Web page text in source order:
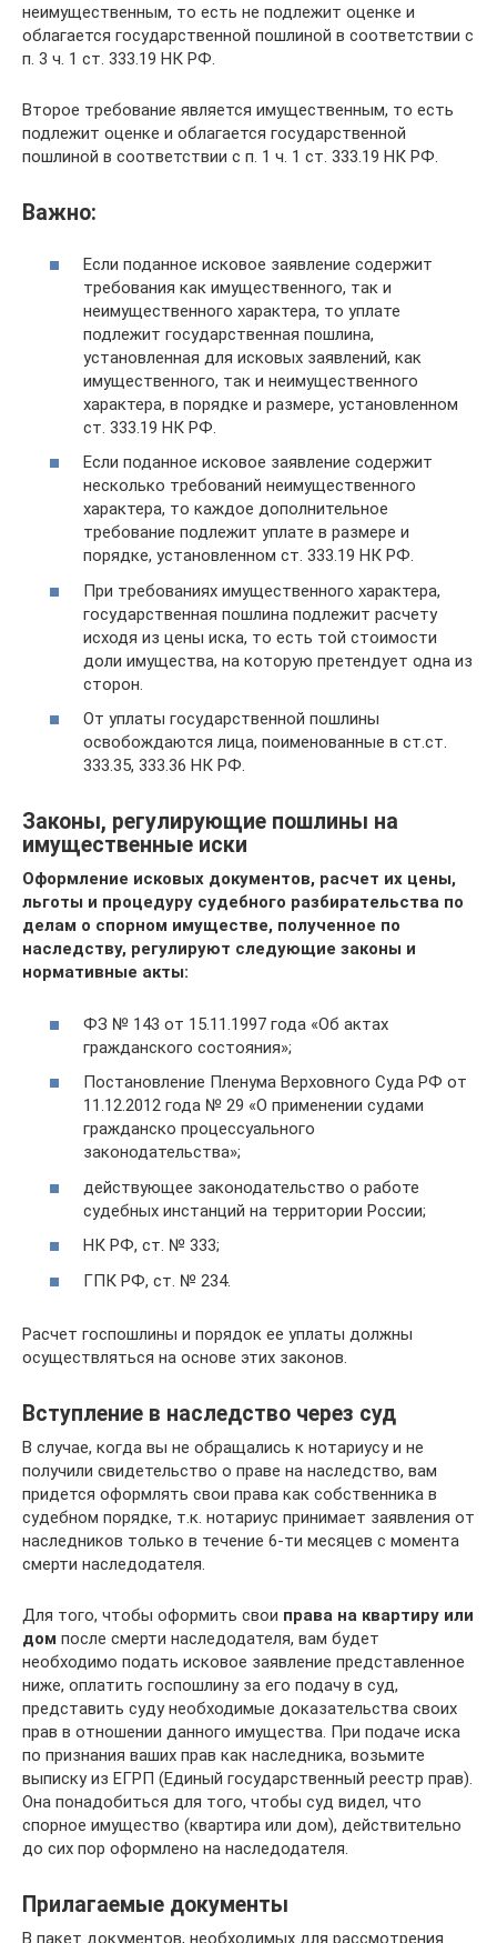
неимущественным, то есть не подлежит оценке и
облагается государственной пошлиной в соответствии с
п. 3 ч. 1 ст. 333.19 НК РФ.
Второе требование является имущественным, то есть
подлежит оценке и облагается государственной
пошлиной в соответствии с п. 1 ч. 1 ст. 333.19 НК РФ.
Важно:
Если поданное исковое заявление содержит
требования как имущественного, так и
неимущественного характера, то уплате
подлежит государственная пошлина,
установленная для исковых заявлений, как
имущественного, так и неимущественного
характера, в порядке и размере, установленном
ст. 333.19 НК РФ.
Если поданное исковое заявление содержит
несколько требований неимущественного
характера, то каждое дополнительное
требование подлежит уплате в размере и
порядке, установленном ст. 333.19 НК РФ.
При требованиях имущественного характера,
государственная пошлина подлежит расчету
исходя из цены иска, то есть той стоимости
доли имущества, на которую претендует одна из
сторон.
От уплаты государственной пошлины
освобождаются лица, поименованные в ст.ст.
333.35, 333.36 НК РФ.
Законы, регулирующие пошлины на
имущественные иски
Оформление исковых документов, расчет их цены,
льготы и процедуру судебного разбирательства по
делам о спорном имуществе, полученное по
наследству, регулируют следующие законы и
нормативные акты:
ФЗ № 143 от 15.11.1997 года «Об актах
гражданского состояния»;
Постановление Пленума Верховного Суда РФ от
11.12.2012 года № 29 «О применении судами
гражданско процессуального
законодательства»;
действующее законодательство о работе
судебных инстанций на территории России;
НК РФ, ст. № 333;
ГПК РФ, ст. № 234.
Расчет госпошлины и порядок ее уплаты должны
осуществляться на основе этих законов.
Вступление в наследство через суд
В случае, когда вы не обращались к нотариусу и не
получили свидетельство о праве на наследство, вам
придется оформлять свои права как собственника в
судебном порядке, т.к. нотариус принимает заявления от
наследников только в течение 6-ти месяцев с момента
смерти наследодателя.
Для того, чтобы оформить свои права на квартиру или
дом после смерти наследодателя, вам будет
необходимо подать исковое заявление представленное
ниже, оплатить госпошлину за его подачу в суд,
представить суду необходимые доказательства своих
прав в отношении данного имущества. При подаче иска
по признания ваших прав как наследника, возьмите
выписку из ЕГРП (Единый государственный реестр прав).
Она понадобиться для того, чтобы суд видел, что
спорное имущество (квартира или дом), действительно
до сих пор оформлено на наследодателя.
Прилагаемые документы
В пакет документов, необходимых для рассмотрения